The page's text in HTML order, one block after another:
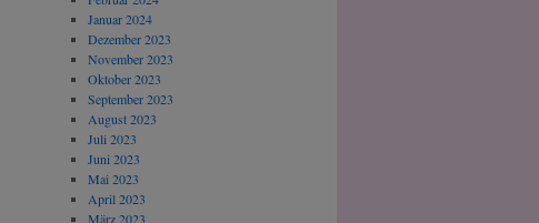
Januar 2024
Dezember 2023
November 2023
Oktober 2023
September 2023
August 2023
Juli 2023
Juni 2023
Mai 2023
April 2023
März 2023